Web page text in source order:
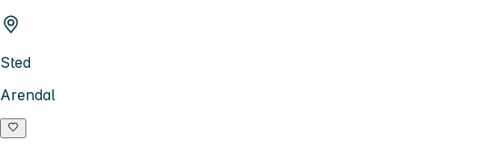
Sted
Arendal